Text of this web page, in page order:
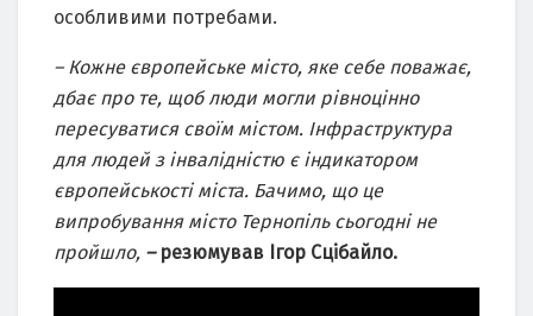
особливими потребами.
– Кожне європейське місто, яке себе поважає,
дбає про те, щоб люди могли рівноцінно
пересуватися своїм містом. Інфраструктура
для людей з інвалідністю є індикатором
європейськості міста. Бачимо, що це
випробування місто Тернопіль сьогодні не
пройшло, – резюмував Ігор Сцібайло.